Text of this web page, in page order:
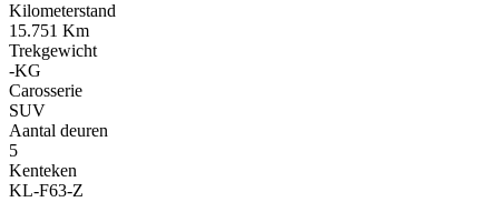
Kilometerstand
15.751 Km
Trekgewicht
-KG
Carosserie
SUV
Aantal deuren
5
Kenteken
KL-F63-Z